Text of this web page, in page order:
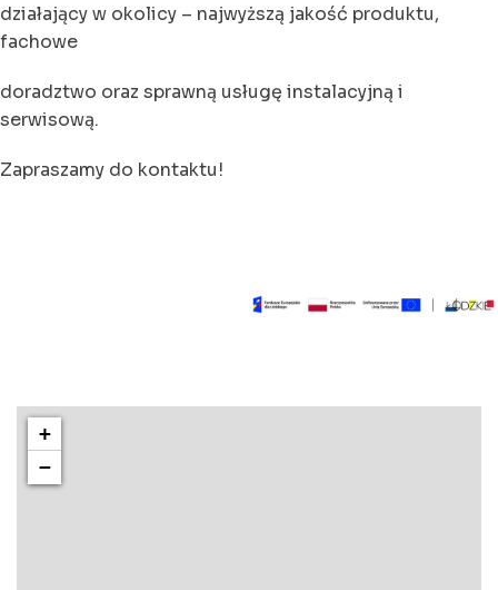
działający w okolicy – najwyższą jakość produktu,
fachowe
doradztwo oraz sprawną usługę instalacyjną i
serwisową.
Zapraszamy do kontaktu!
+
−